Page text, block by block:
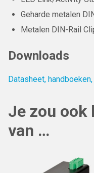
Geharde metalen
Metalen DIN-Rail
Downloads
Datasheet,
Je zou ook
van …